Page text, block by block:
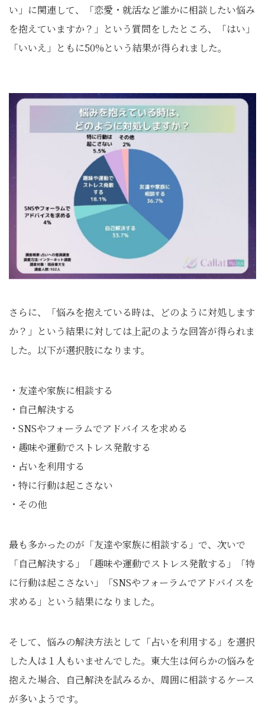
い」に関連して、「恋愛・就活など誰かに相談したい悩み
を抱えていますか？」という質問をしたところ、「はい」
「いいえ」ともに50%という結果が得られました。
さらに、「悩みを抱えている時は、どのように対処します
か？」という結果に対しては上記のような回答が得られま
した。以下が選択肢になります。
・友達や家族に相談する
・自己解決する
・SNSやフォーラムでアドバイスを求める
・趣味や運動でストレス発散する
・占いを利用する
・特に行動は起こさない
・その他
最も多かったのが「友達や家族に相談する」で、次いで
「自己解決する」「趣味や運動でストレス発散する」「特
に行動は起こさない」「SNSやフォーラムでアドバイスを
求める」という結果になりました。
そして、悩みの解決方法として「占いを利用する」を選択
した人は１人もいませんでした。東大生は何らかの悩みを
抱えた場合、自己解決を試みるか、周囲に相談するケース
が多いようです。